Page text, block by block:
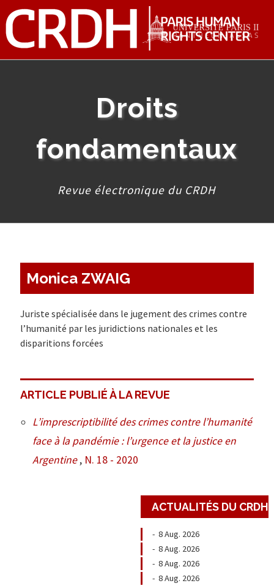
Droits
fondamentaux
Revue électronique du CRDH
Monica ZWAIG
Juriste spécialisée dans le jugement des crimes contre
l’humanité par les juridictions nationales et les
disparitions forcées
ARTICLE PUBLIÉ À LA REVUE
L’imprescriptibilité des crimes contre l’humanité
face à la pandémie : l’urgence et la justice en
Argentine , N. 18 - 2020
ACTUALITÉS DU CRDH
-8 Aug. 2026
-8 Aug. 2026
-8 Aug. 2026
-8 Aug. 2026